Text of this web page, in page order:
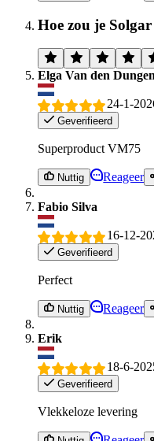
Hoe zou je
Elga Van den Dungen
24-1-
Geverifieerd
Superproduct VM75
Nuttig Reageer
Fabio Silva
16-12-
Geverifieerd
Perfect
Nuttig Reageer
Erik
18-6-
Geverifieerd
Vlekkeloze levering